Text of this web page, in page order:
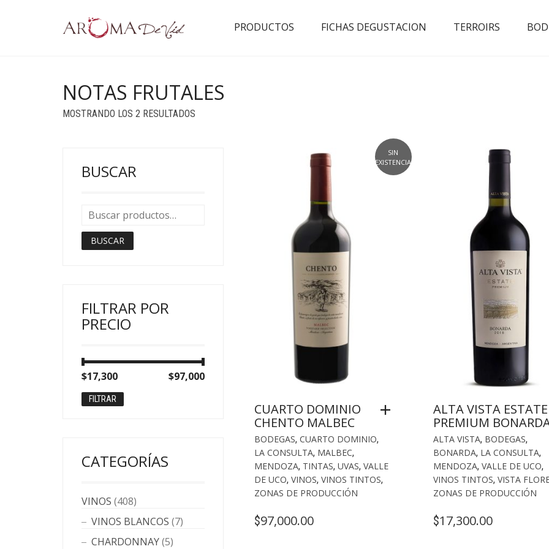
PRODUCTOS FICHAS DEGUSTACION TERROIRS
NOTAS FRUTALES
MOSTRANDO LOS 2 RESULTADOS
SIN
EXISTENCIAS
CUARTO DOMINIO
CHENTO MALBEC
BODEGAS, CUARTO DOMINIO,
LA CONSULTA, MALBEC,
MENDOZA, TINTAS, UVAS, VALLE
DE UCO, VINOS, VINOS TINTOS,
ZONAS DE PRODUCCIÓN
$97,000.00
ALTA VISTA ESTATE
PREMIUM
ALTA VISTA, BODEGAS,
BONARDA, LA CONSULTA,
MENDOZA, VALLE DE UCO,
VINOS TINTOS, VISTA
ZONAS DE PRODUCCIÓN
$17,300.00
BUSCAR
BUSCAR
FILTRAR POR
PRECIO
Precio
mínimo
Precio
máximo
FILTRAR
$17,300 $97,000
CATEGORÍAS
VINOS (408)
VINOS BLANCOS (7)
CHARDONNAY(5)